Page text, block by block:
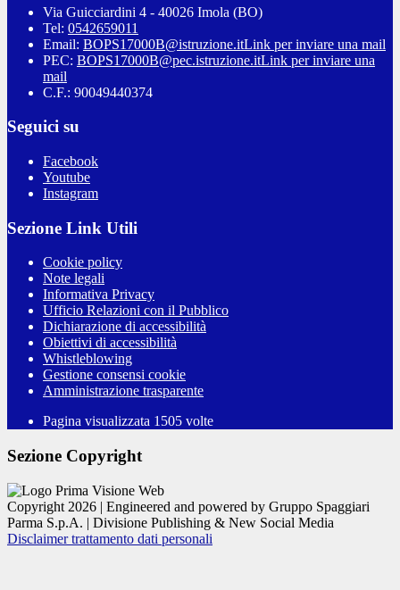
Via Guicciardini 4 - 40026 Imola (BO)
Tel: 0542659011
Email: BOPS17000B@istruzione.itLink per inviare una mail
PEC: BOPS17000B@pec.istruzione.itLink per inviare una
mail
C.F.: 90049440374
Seguici su
Facebook
Youtube
Instagram
Sezione Link Utili
Cookie policy
Note legali
Informativa Privacy
Ufficio Relazioni con il Pubblico
Dichiarazione di accessibilità
Obiettivi di accessibilità
Whistleblowing
Gestione consensi cookie
Amministrazione trasparente
Pagina visualizzata 1505 volte
Sezione Copyright
Copyright 2026 | Engineered and powered by Gruppo Spaggiari
Parma S.p.A. | Divisione Publishing & New Social Media
Disclaimer trattamento dati personali